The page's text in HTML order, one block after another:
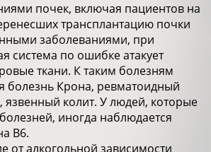
почек, включая пациентов на
трансплантацию почки
заболеваниями, при
система по ошибке атакует
ткани. К таким болезням
болезнь Крона, ревматоидный
язвенный колит. У людей, которые
иногда наблюдается
В6.
от алкогольной зависимости